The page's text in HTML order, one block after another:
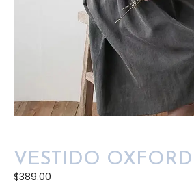
VESTIDO OXFORD
$389.00